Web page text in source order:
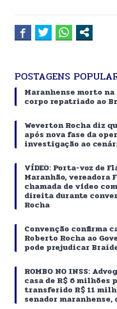
POSTAGENS
Maranhense morto
corpo repatriado ao
Weverton Rocha diz
após nova fase da
investigação ao
VÍDEO: Porta-voz de
Maranhão,
chamada de vídeo
direita durante
Rocha
Convenção confirma
Roberto Rocha ao
pode prejudicar
ROMBO NO INSS:
casa de R$ 6 milhões
transferido R$ 11
senador maranhense,